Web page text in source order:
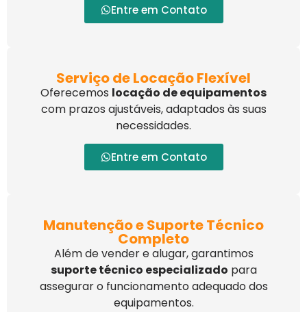
Entre em Contato
Serviço de Locação Flexível
Oferecemos locação de equipamentos
com prazos ajustáveis, adaptados às suas
necessidades.
Entre em Contato
Manutenção e Suporte Técnico
Completo
Além de vender e alugar, garantimos
suporte técnico especializado para
assegurar o funcionamento adequado dos
equipamentos.